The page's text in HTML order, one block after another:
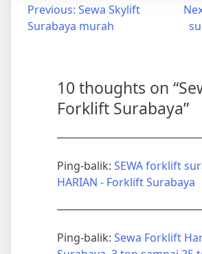
Navigasi
pos
Previous: Sewa Skylift
Surabaya murah
10 thoughts on “
Forklift Surabaya”
Ping-balik: SEWA forklift
HARIAN - Forklift Surabaya
Ping-balik: Sewa Forklift